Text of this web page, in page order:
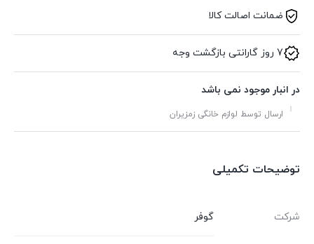
ضمانت اصالت کالا
7 روز گارانتی بازگشت وجه
در انبار موجود نمی باشد
ارسال توسط لوازم خانگی زمزیران
توضیحات تکمیلی
شرکت گوفر